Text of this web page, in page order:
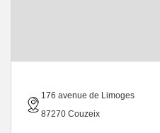
176 avenue de Limoges
87270 Couzeix